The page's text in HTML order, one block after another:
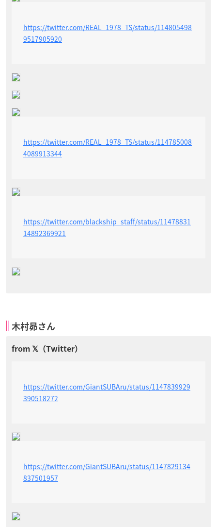
https://twitter.com/REAL_1978_TS/status/114805498
9517905920
https://twitter.com/REAL_1978_TS/status/114785008
4089913344
https://twitter.com/blackship_staff/status/11478831
14892369921
木村昴さん
https://twitter.com/GiantSUBAru/status/1147839929
390518272
https://twitter.com/GiantSUBAru/status/1147829134
837501957